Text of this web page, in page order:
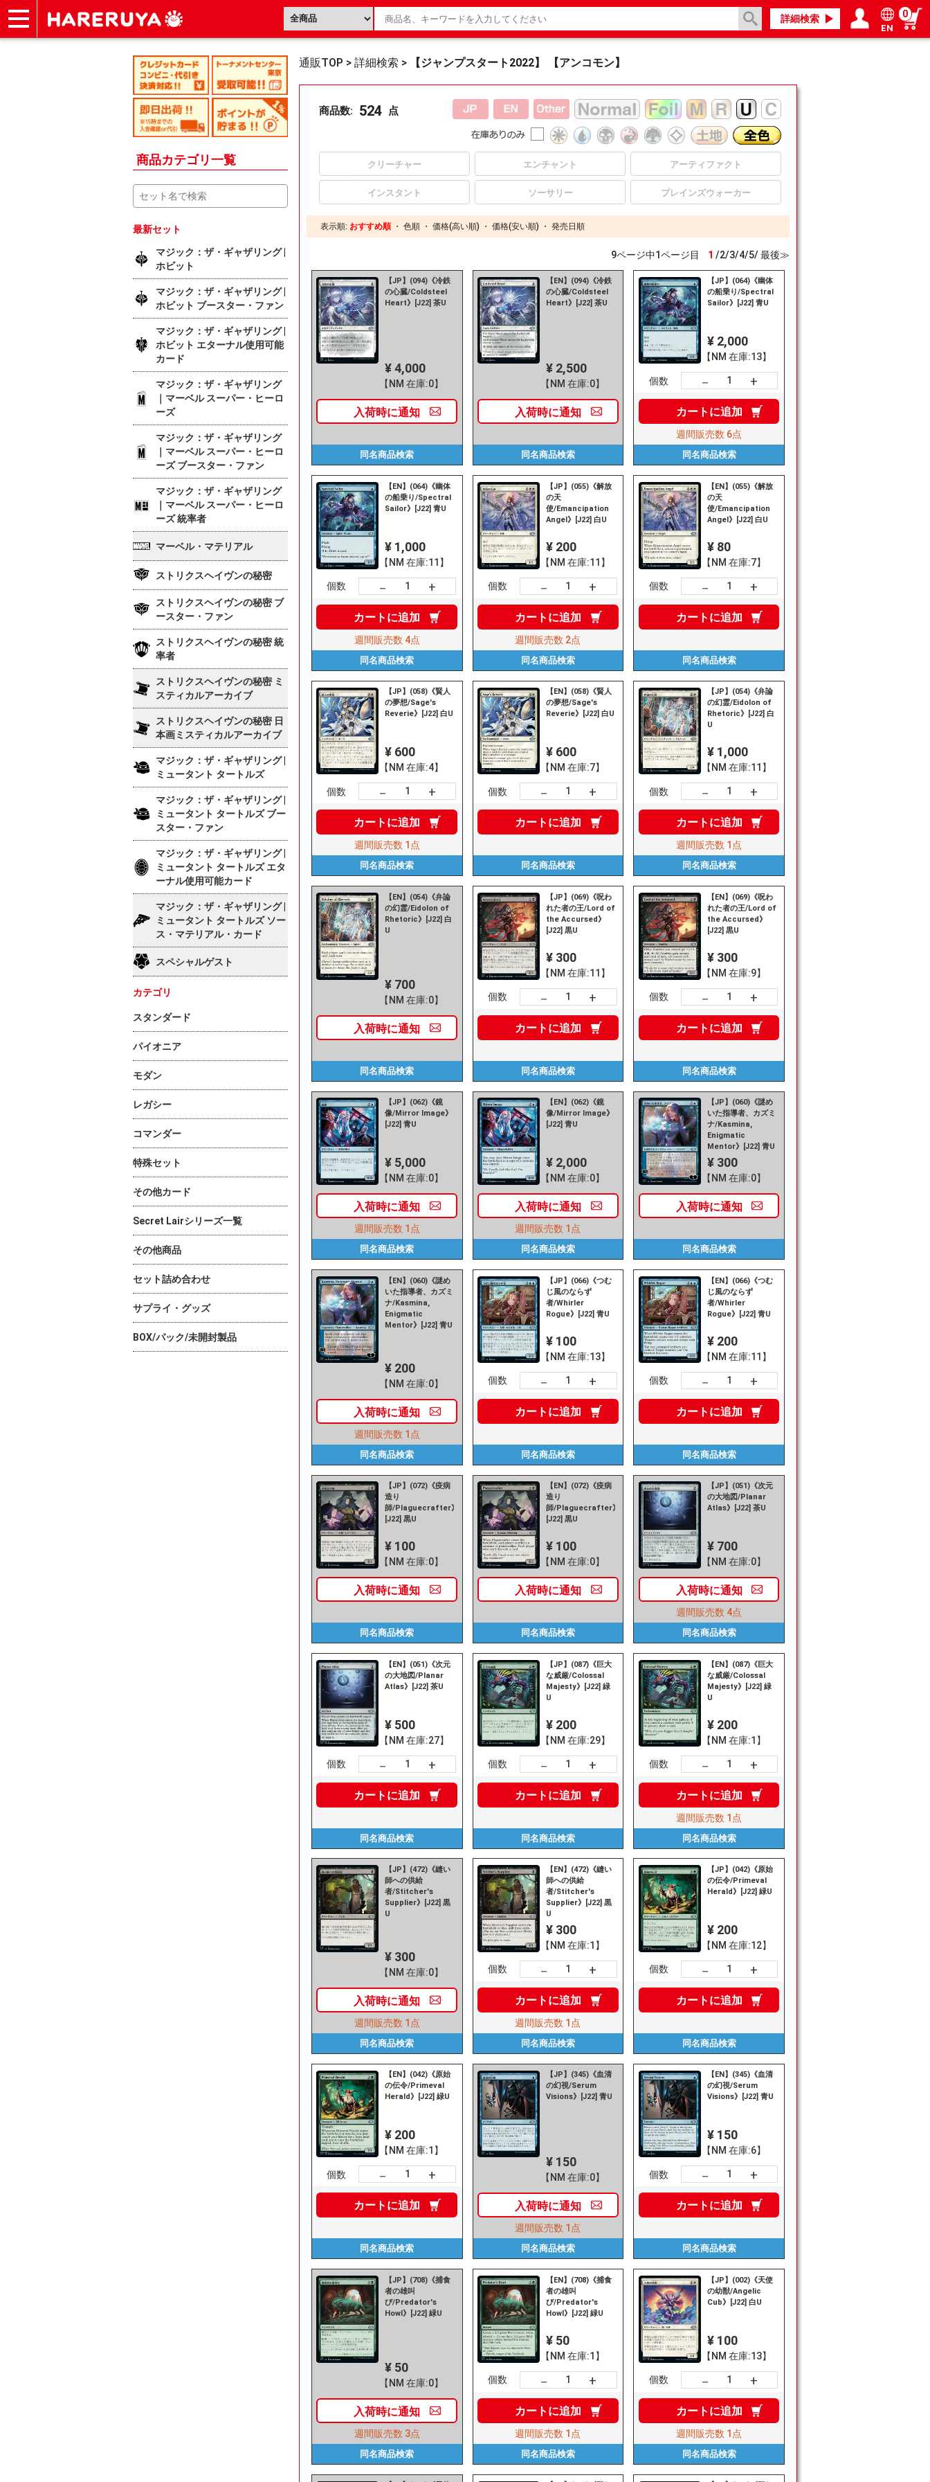
詳細検索
EN
0
商品カテゴリ一覧
通販TOP > 詳細検索 > 【ジャンプスタート2022】 【アンコモン】
商品数: 524 点
クリーチャー エンチャント アーティファクト
インスタント ソーサリー プレインズウォーカー
表示順: おすすめ順 ・ 色順 ・ 価格(高い順) ・ 価格(安い順) ・ 発売日順
9ページ中1ページ目 1 /2/3/4/5/ 最後≫
【JP】(094)《冷鉄
の心臓/Coldsteel
Heart》[J22] 茶U
¥ 4,000
【NM 在庫:0】
入荷時に通知
同名商品検索
【EN】(094)《冷鉄
の心臓/Coldsteel
Heart》[J22] 茶U
¥ 2,500
【NM 在庫:0】
入荷時に通知
同名商品検索
【JP】(064)《幽体
の船乗り/Spectral
Sailor》[J22] 青U
¥ 2,000
【NM 在庫:13】
個数 － +
カートに追加
週間販売数 6点
同名商品検索
【EN】(064)《幽体
の船乗り/Spectral
Sailor》[J22] 青U
¥ 1,000
【NM 在庫:11】
個数 － +
カートに追加
週間販売数 4点
同名商品検索
【JP】(055)《解放
の天
使/Emancipation
Angel》[J22] 白U
¥ 200
【NM 在庫:11】
個数 － +
カートに追加
週間販売数 2点
同名商品検索
【EN】(055)《解放
の天
使/Emancipation
Angel》[J22] 白U
¥ 80
【NM 在庫:7】
個数 － +
カートに追加
同名商品検索
【JP】(058)《賢人
の夢想/Sage's
Reverie》[J22] 白U
¥ 600
【NM 在庫:4】
個数 － +
カートに追加
週間販売数 1点
同名商品検索
【EN】(058)《賢人
の夢想/Sage's
Reverie》[J22] 白U
¥ 600
【NM 在庫:7】
個数 － +
カートに追加
同名商品検索
【JP】(054)《弁論
の幻霊/Eidolon of
Rhetoric》[J22] 白
U
¥ 1,000
【NM 在庫:11】
個数 － +
カートに追加
週間販売数 1点
同名商品検索
【EN】(054)《弁論
の幻霊/Eidolon of
Rhetoric》[J22] 白
U
¥ 700
【NM 在庫:0】
入荷時に通知
同名商品検索
【JP】(069)《呪わ
れた者の王/Lord of
the Accursed》
[J22] 黒U
¥ 300
【NM 在庫:11】
個数 － +
カートに追加
同名商品検索
【EN】(069)《呪わ
れた者の王/Lord of
the Accursed》
[J22] 黒U
¥ 300
【NM 在庫:9】
個数 － +
カートに追加
同名商品検索
【JP】(062)《鏡
像/Mirror Image》
[J22] 青U
¥ 5,000
【NM 在庫:0】
入荷時に通知
週間販売数 1点
同名商品検索
【EN】(062)《鏡
像/Mirror Image》
[J22] 青U
¥ 2,000
【NM 在庫:0】
入荷時に通知
週間販売数 1点
同名商品検索
【JP】(060)《謎め
いた指導者、カズミ
ナ/Kasmina,
Enigmatic
Mentor》[J22] 青U
¥ 300
【NM 在庫:0】
入荷時に通知
同名商品検索
【EN】(060)《謎め
いた指導者、カズミ
ナ/Kasmina,
Enigmatic
Mentor》[J22] 青U
¥ 200
【NM 在庫:0】
入荷時に通知
週間販売数 1点
同名商品検索
【JP】(066)《つむ
じ風のならず
者/Whirler
Rogue》[J22] 青U
¥ 100
【NM 在庫:13】
個数 － +
カートに追加
同名商品検索
【EN】(066)《つむ
じ風のならず
者/Whirler
Rogue》[J22] 青U
¥ 200
【NM 在庫:11】
個数 － +
カートに追加
同名商品検索
【JP】(072)《疫病
造り
師/Plaguecrafter》
[J22] 黒U
¥ 100
【NM 在庫:0】
入荷時に通知
同名商品検索
【EN】(072)《疫病
造り
師/Plaguecrafter》
[J22] 黒U
¥ 100
【NM 在庫:0】
入荷時に通知
同名商品検索
【JP】(051)《次元
の大地図/Planar
Atlas》[J22] 茶U
¥ 700
【NM 在庫:0】
入荷時に通知
週間販売数 4点
同名商品検索
【EN】(051)《次元
の大地図/Planar
Atlas》[J22] 茶U
¥ 500
【NM 在庫:27】
個数 － +
カートに追加
同名商品検索
【JP】(087)《巨大
な威厳/Colossal
Majesty》[J22] 緑
U
¥ 200
【NM 在庫:29】
個数 － +
カートに追加
同名商品検索
【EN】(087)《巨大
な威厳/Colossal
Majesty》[J22] 緑
U
¥ 200
【NM 在庫:1】
個数 － +
カートに追加
週間販売数 1点
同名商品検索
【JP】(472)《縫い
師への供給
者/Stitcher's
Supplier》[J22] 黒
U
¥ 300
【NM 在庫:0】
入荷時に通知
週間販売数 1点
同名商品検索
【EN】(472)《縫い
師への供給
者/Stitcher's
Supplier》[J22] 黒
U
¥ 300
【NM 在庫:1】
個数 － +
カートに追加
週間販売数 1点
同名商品検索
【JP】(042)《原始
の伝令/Primeval
Herald》[J22] 緑U
¥ 200
【NM 在庫:12】
個数 － +
カートに追加
同名商品検索
【EN】(042)《原始
の伝令/Primeval
Herald》[J22] 緑U
¥ 200
【NM 在庫:1】
個数 － +
カートに追加
同名商品検索
【JP】(345)《血清
の幻視/Serum
Visions》[J22] 青U
¥ 150
【NM 在庫:0】
入荷時に通知
週間販売数 1点
同名商品検索
【EN】(345)《血清
の幻視/Serum
Visions》[J22] 青U
¥ 150
【NM 在庫:6】
個数 － +
カートに追加
同名商品検索
【JP】(708)《捕食
者の雄叫
び/Predator's
Howl》[J22] 緑U
¥ 50
【NM 在庫:0】
入荷時に通知
週間販売数 3点
同名商品検索
【EN】(708)《捕食
者の雄叫
び/Predator's
Howl》[J22] 緑U
¥ 50
【NM 在庫:1】
個数 － +
カートに追加
週間販売数 1点
同名商品検索
【JP】(002)《天使
の幼獣/Angelic
Cub》[J22] 白U
¥ 100
【NM 在庫:13】
個数 － +
カートに追加
週間販売数 1点
同名商品検索